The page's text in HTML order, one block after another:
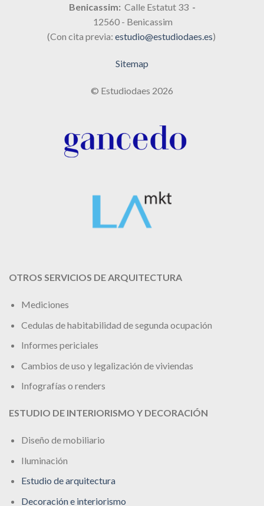
Benicassim: Calle Estatut 33 -
12560 - Benicassim
(Con cita previa: estudio@estudiodaes.es)
Sitemap
© Estudiodaes 2026
OTROS SERVICIOS DE ARQUITECTURA
Mediciones
Cedulas de habitabilidad de segunda ocupación
Informes periciales
Cambios de uso y legalización de viviendas
Infografías o renders
ESTUDIO DE INTERIORISMO Y DECORACIÓN
Diseño de mobiliario
Iluminación
Estudio de arquitectura
Decoración e interiorismo